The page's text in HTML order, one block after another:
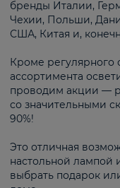
бренды Италии,
Чехии, Польши,
США, Китая и,
Кроме регулярного
ассортимента
проводим акции —
со значительными
90%!
Это отличная
настольной лампой
выбрать подарок